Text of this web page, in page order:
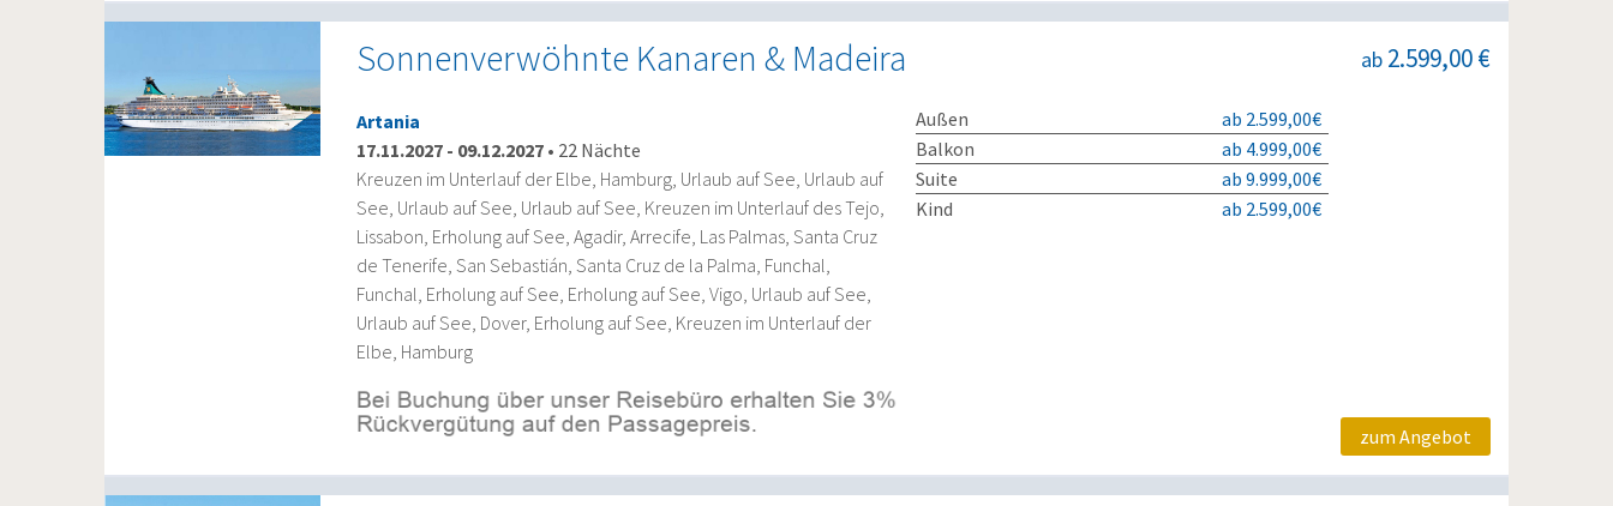
Sonnenverwöhnte Kanaren & Madeira ab 2.599,00 €
Artania
17.11.2027 - 09.12.2027 • 22 Nächte
Kreuzen im Unterlauf der Elbe, Hamburg, Urlaub auf See, Urlaub auf
See, Urlaub auf See, Urlaub auf See, Kreuzen im Unterlauf des Tejo,
Lissabon, Erholung auf See, Agadir, Arrecife, Las Palmas, Santa Cruz
de Tenerife, San Sebastián, Santa Cruz de la Palma, Funchal,
Funchal, Erholung auf See, Erholung auf See, Vigo, Urlaub auf See,
Urlaub auf See, Dover, Erholung auf See, Kreuzen im Unterlauf der
Elbe, Hamburg
Außen
ab 2.599,00€
Balkon
ab 4.999,00€
Suite
ab 9.999,00€
Kind
ab 2.599,00€
zum Angebot